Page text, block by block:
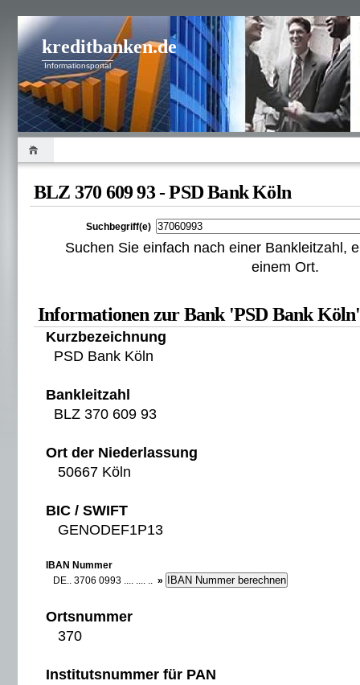
kreditbanken.de
Informationsportal
BLZ 370 609 93 - PSD Bank Köln
Suchbegriff(e)
Suchen Sie einfach nach einer Bankleitzahl,
einem Ort.
Informationen zur Bank 'PSD Bank
Kurzbezeichnung
PSD Bank Köln
Bankleitzahl
BLZ 370 609 93
Ort der Niederlassung
50667 Köln
BIC / SWIFT
GENODEF1P13
IBAN Nummer
DE.. 3706 0993 .... .... .. »
Ortsnummer
370
Institutsnummer für PAN